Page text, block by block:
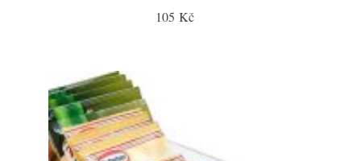
105 Kč